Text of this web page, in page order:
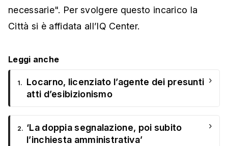
necessarie". Per svolgere questo incarico la
Città si è affidata all’IQ Center.
Leggi anche
1.
Locarno, licenziato l’agente dei presunti
atti d’esibizionismo
›
2. ‘La doppia segnalazione, poi subito
l’inchiesta amministrativa’
›